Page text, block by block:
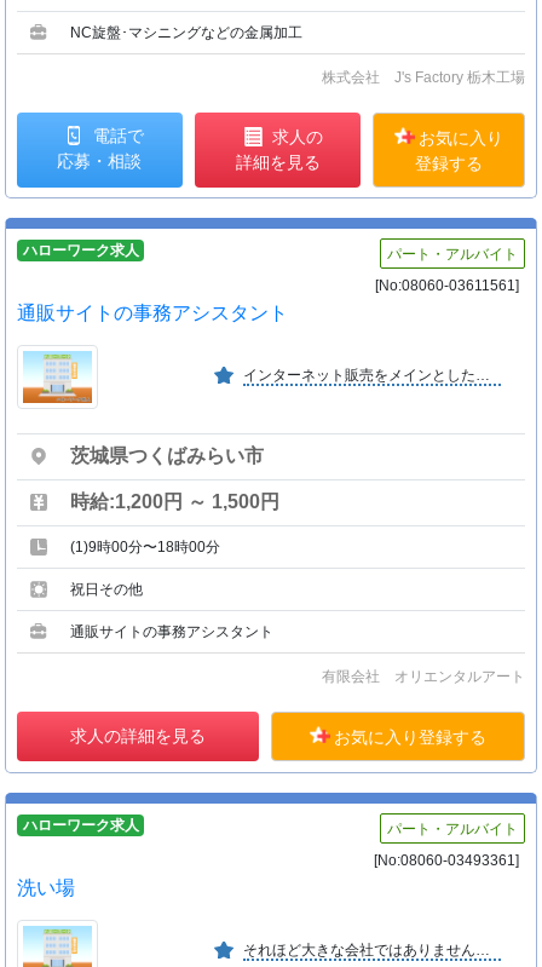
NC旋盤･マシニングなどの金属加工
株式会社 J's Factory 栃木工場
電話で
応募・相談
求人の
詳細を見る
お気に入り
登録する
ハローワーク求人
パート・アルバイト
[No:08060-03611561]
通販サイトの事務アシスタント
インターネット販売をメインとした手織りじゅうたんの専門店
茨城県つくばみらい市
時給:1,200円 ～ 1,500円
(1)9時00分〜18時00分
祝日その他
通販サイトの事務アシスタント
有限会社 オリエンタルアート
求人の詳細を見る お気に入り登録する
ハローワーク求人
パート・アルバイト
[No:08060-03493361]
洗い場
それほど大きな会社ではありませんが、従業員 全員が楽しく、安心して働ける職場です